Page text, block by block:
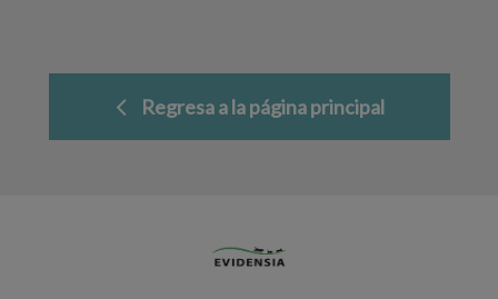
Regresa a la página principal